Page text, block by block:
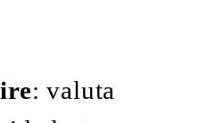
: valuta